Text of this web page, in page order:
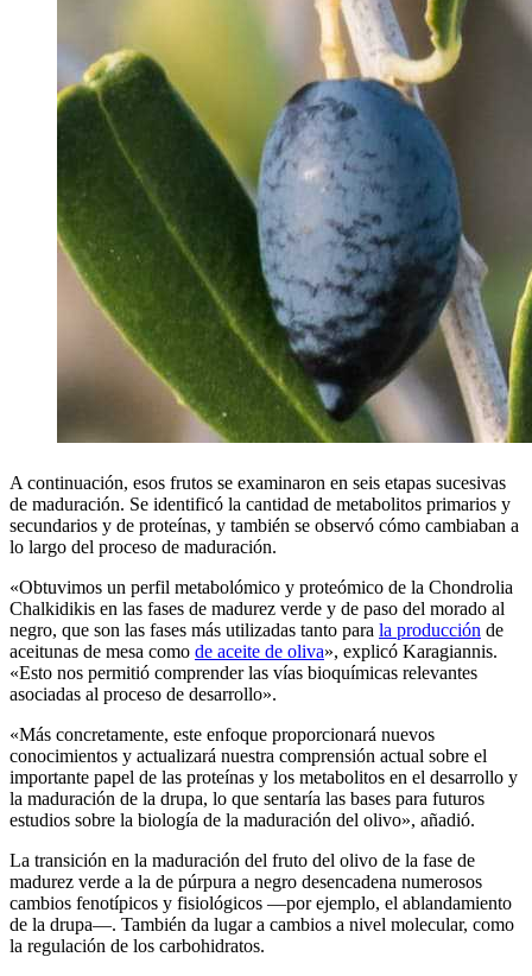
A continuación, esos frutos se examinaron en seis etapas sucesivas
de maduración. Se identificó la cantidad de metabolitos primarios y
secundarios y de proteínas, y también se observó cómo cambiaban a
lo largo del proceso de maduración.
«Obtuvimos un perfil metabolómico y proteómico de la Chondrolia
Chalkidikis en las fases de madurez verde y de paso del morado al
negro, que son las fases más utilizadas tanto para la producción de
aceitunas de mesa como de aceite de oliva», explicó Karagiannis.
«Esto nos permitió comprender las vías bioquímicas relevantes
asociadas al proceso de desarrollo».
«Más concretamente, este enfoque proporcionará nuevos
conocimientos y actualizará nuestra comprensión actual sobre el
importante papel de las proteínas y los metabolitos en el desarrollo y
la maduración de la drupa, lo que sentaría las bases para futuros
estudios sobre la biología de la maduración del olivo», añadió.
La transición en la maduración del fruto del olivo de la fase de
madurez verde a la de púrpura a negro desencadena numerosos
cambios fenotípicos y fisiológicos —por ejemplo, el ablandamiento
de la drupa—. También da lugar a cambios a nivel molecular, como
la regulación de los carbohidratos.